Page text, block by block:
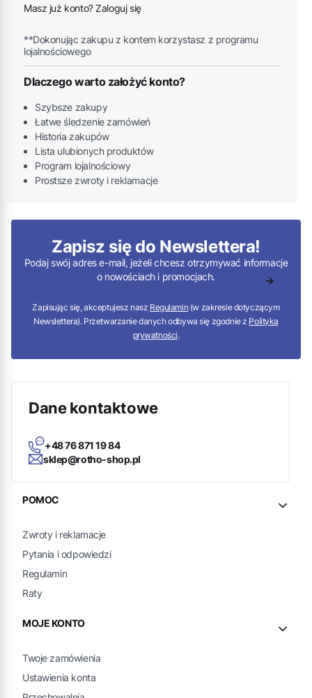
Masz już konto? Zaloguj się
**Dokonując zakupu z kontem korzystasz z programu
lojalnościowego
Dlaczego warto założyć konto?
Szybsze zakupy
Łatwe śledzenie zamówień
Historia zakupów
Lista ulubionych produktów
Program lojalnościowy
Prostsze zwroty i reklamacje
Zapisz się do Newslettera!
Podaj swój adres e-mail, jeżeli chcesz otrzymywać informacje
o nowościach i promocjach.
Zapisując się, akceptujesz nasz Regulamin (w zakresie dotyczącym
Newslettera). Przetwarzanie danych odbywa się zgodnie z Polityką
prywatności.
Dane kontaktowe
+48 76 871 19 84
sklep@rotho-shop.pl
Linki w stopce
POMOC
Zwroty i reklamacje
Pytania i odpowiedzi
Regulamin
Raty
MOJE KONTO
Twoje zamówienia
Ustawienia konta